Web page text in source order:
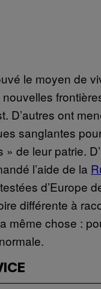
le moyen de
nouvelles
D’autres ont
sanglantes
de leur patrie.
l’aide de la
d’Europe
différente à
même chose :